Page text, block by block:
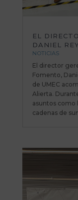
EL
DANIEL
NOTICIAS
El director
Fomento,
de UMEC
Alierta.
asuntos como
cadenas de